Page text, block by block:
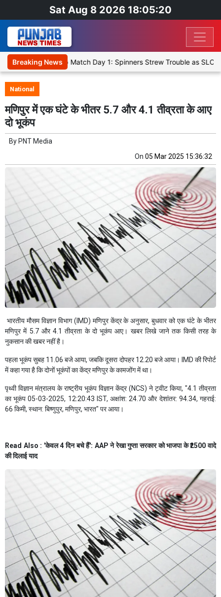
Sat Aug 8 2026 18:05:20
Breaking News
XI, Warm-Up Match Day 1: Spinners Strew Trouble as SLC XI
National
मणिपुर में एक घंटे के भीतर 5.7 और 4.1 तीव्रता के आए
दो भूकंप
By PNT Media
On 05 Mar 2025 15:36:32
भारतीय मौसम विज्ञान विभाग (IMD) मणिपुर केंद्र के अनुसार, बुधवार को एक घंटे के भीतर
मणिपुर में 5.7 और 4.1 तीव्रता के दो भूकंप आए। खबर लिखे जाने तक किसी तरह के
नुकसान की खबर नहीं है।
पहला भूकंप सुबह 11.06 बजे आया, जबकि दूसरा दोपहर 12.20 बजे आया। IMD की रिपोर्ट
में कहा गया है कि दोनों भूकंपों का केंद्र मणिपुर के कामजोंग में था।
पृथ्वी विज्ञान मंत्रालय के राष्ट्रीय भूकंप विज्ञान केंद्र (NCS) ने ट्वीट किया, "4.1 तीव्रता
का भूकंप 05-03-2025, 12:20:43 IST, अक्षांश: 24.70 और देशांतर: 94.34, गहराई:
66 किमी, स्थान: बिष्णुपुर, मणिपुर, भारत" पर आया।
Read Also : 'केवल 4 दिन बचे हैं': AAP ने रेखा गुप्ता सरकार को भाजपा के ₹2500 वादे
की दिलाई याद